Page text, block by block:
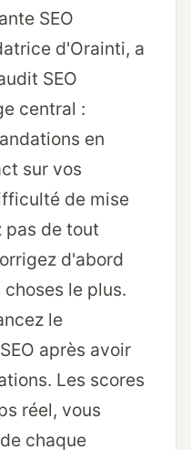
SEO
d'Orainti, a
SEO
central :
en
sur vos
de mise
pas de tout
d'abord
le plus.
le
après avoir
Les scores
réel, vous
chaque